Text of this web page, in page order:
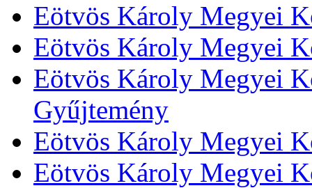
Eötvös Károly Megyei
Eötvös Károly Megyei
Eötvös Károly Megyei
Gyűjtemény
Eötvös Károly Megyei
Eötvös Károly Megyei